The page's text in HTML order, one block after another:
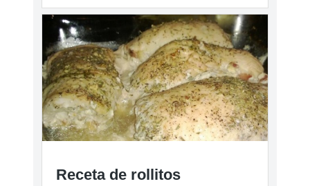
Receta de rollitos